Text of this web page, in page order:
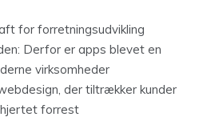
for forretningsudvikling
Derfor er apps blevet en
virksomheder
der tiltrækker kunder
forrest